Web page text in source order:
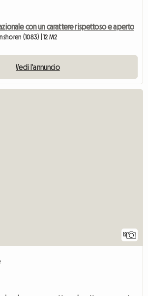
con un carattere rispettoso e aperto
(1083) | 12 M2
Vedi l'annuncio
12